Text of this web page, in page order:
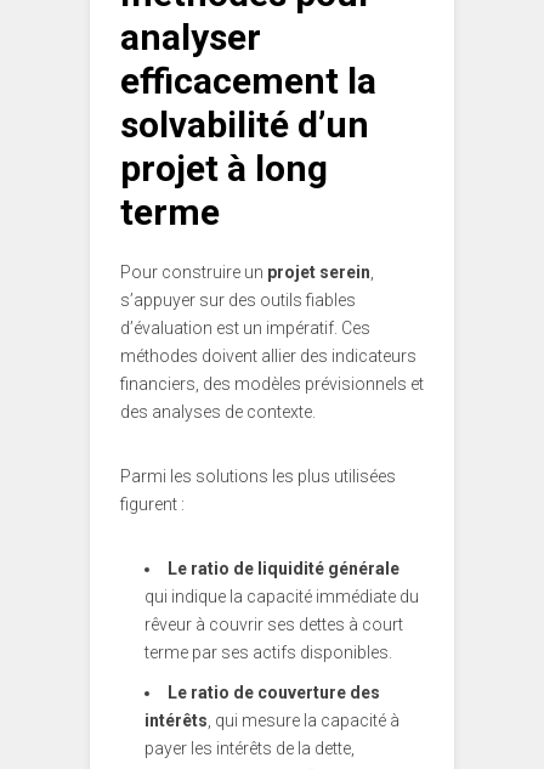
analyser
efficacement la
solvabilité d’un
projet à long
terme
Pour construire un projet serein,
s’appuyer sur des outils fiables
d’évaluation est un impératif. Ces
méthodes doivent allier des indicateurs
financiers, des modèles prévisionnels et
des analyses de contexte.
Parmi les solutions les plus utilisées
figurent :
Le ratio de liquidité générale
qui indique la capacité immédiate du
rêveur à couvrir ses dettes à court
terme par ses actifs disponibles.
Le ratio de couverture des
intérêts, qui mesure la capacité à
payer les intérêts de la dette,